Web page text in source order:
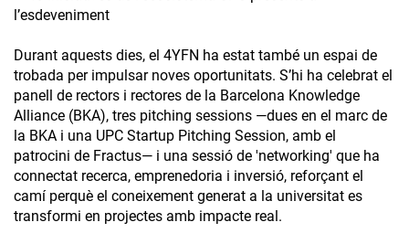
l’esdeveniment
Durant aquests dies, el 4YFN ha estat també un espai de
trobada per impulsar noves oportunitats. S’hi ha celebrat el
panell de rectors i rectores de la Barcelona Knowledge
Alliance (BKA), tres pitching sessions —dues en el marc de
la BKA i una UPC Startup Pitching Session, amb el
patrocini de Fractus— i una sessió de 'networking' que ha
connectat recerca, emprenedoria i inversió, reforçant el
camí perquè el coneixement generat a la universitat es
transformi en projectes amb impacte real.